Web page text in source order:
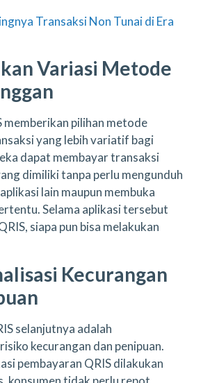
Transaksi Non Tunai di Era
Variasi Metode
memberikan pilihan metode
yang lebih variatif bagi
dapat membayar transaksi
dimiliki tanpa perlu mengunduh
lain maupun membuka
Selama aplikasi tersebut
siapa pun bisa melakukan
Kecurangan
selanjutnya adalah
kecurangan dan penipuan.
pembayaran QRIS dilakukan